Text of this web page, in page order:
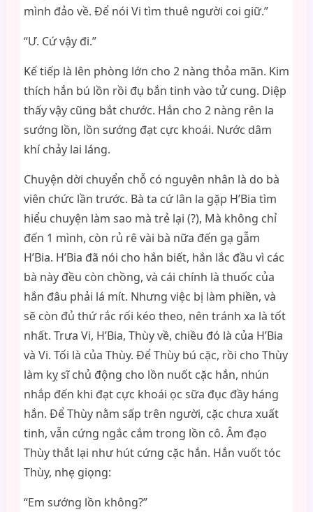
mình đảo về. Để nói Vi tìm thuê người coi giữ.”
“Ư. Cứ vậy đi.”
Kế tiếp là lên phòng lớn cho 2 nàng thỏa mãn. Kim
thích hắn bú lồn rồi đụ bắn tinh vào tử cung. Diệp
thấy vậy cũng bắt chước. Hắn cho 2 nàng rên la
sướng lồn, lồn sướng đạt cực khoái. Nước dâm
khí chảy lai láng.
Chuyện dời chuyển chỗ có nguyên nhân là do bà
viên chức lần trước. Bà ta cứ lân la gặp H’Bia tìm
hiểu chuyện làm sao mà trẻ lại (?), Mà không chỉ
đến 1 mình, còn rủ rê vài bà nữa đến gạ gẫm
H’Bia. H’Bia đã nói cho hắn biết, hắn lắc đầu vì các
bà này đều còn chồng, và cái chính là thuốc của
hắn đâu phải lá mít. Nhưng việc bị làm phiền, và
sẽ còn đủ thứ rắc rối kéo theo, nên tránh xa là tốt
nhất. Trưa Vi, H’Bia, Thùy về, chiều đó là của H’Bia
và Vi. Tối là của Thùy. Để Thùy bú cặc, rồi cho Thùy
làm kỵ sĩ chủ động cho lồn nuốt cặc hắn, nhún
nhắp đến khi đạt cực khoái ọc sữa đục đầy háng
hắn. Để Thùy nằm sấp trên người, cặc chưa xuất
tinh, vẫn cứng ngắc cắm trong lồn cô. Âm đạo
Thùy thắt lại như hút cứng cặc hắn. Hắn vuốt tóc
Thùy, nhẹ giọng:
“Em sướng lồn không?”